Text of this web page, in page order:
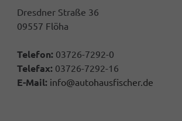
Dresdner Straße 36
09557 Flöha
Telefon: 03726-7292-0
Telefax: 03726-7292-16
E-Mail: info@autohausfischer.de